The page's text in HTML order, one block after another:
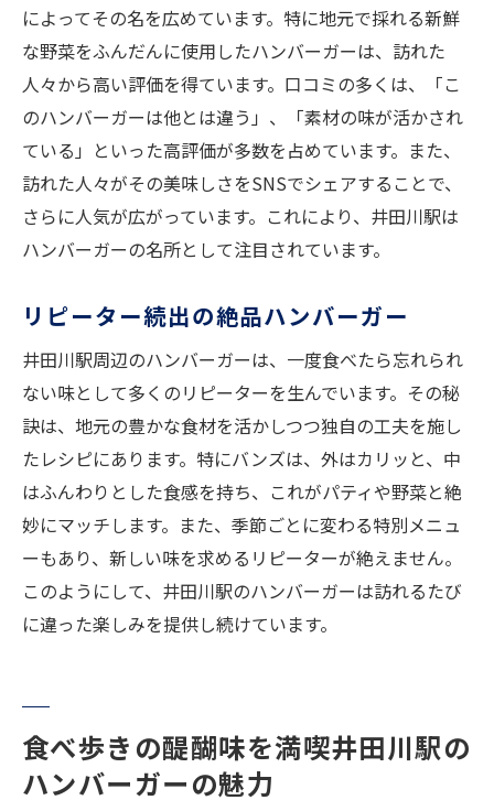
によってその名を広めています。特に地元で採れる新鮮
な野菜をふんだんに使用したハンバーガーは、訪れた
人々から高い評価を得ています。口コミの多くは、「こ
のハンバーガーは他とは違う」、「素材の味が活かされ
ている」といった高評価が多数を占めています。また、
訪れた人々がその美味しさをSNSでシェアすることで、
さらに人気が広がっています。これにより、井田川駅は
ハンバーガーの名所として注目されています。
リピーター続出の絶品ハンバーガー
井田川駅周辺のハンバーガーは、一度食べたら忘れられ
ない味として多くのリピーターを生んでいます。その秘
訣は、地元の豊かな食材を活かしつつ独自の工夫を施し
たレシピにあります。特にバンズは、外はカリッと、中
はふんわりとした食感を持ち、これがパティや野菜と絶
妙にマッチします。また、季節ごとに変わる特別メニュ
ーもあり、新しい味を求めるリピーターが絶えません。
このようにして、井田川駅のハンバーガーは訪れるたび
に違った楽しみを提供し続けています。
食べ歩きの醍醐味を満喫井田川駅の
ハンバーガーの魅力